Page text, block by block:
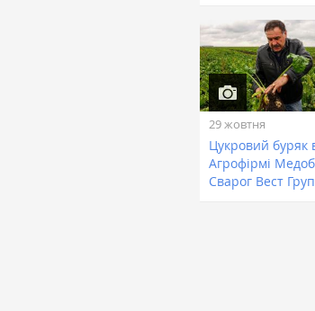
29 жовтня
Цукровий буряк
Агрофірмі
Сварог Вест Груп